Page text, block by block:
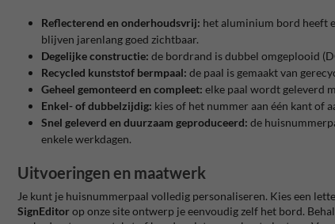
Reflecterend en onderhoudsvrij: het aluminium bord heeft
blijven jarenlang goed zichtbaar.
Degelijke constructie: de bordrand is dubbel omgeplooid
Recycled kunststof bermpaal: de paal is gemaakt van
Geheel gemonteerd en compleet: elke paal wordt geleverd
Enkel- of dubbelzijdig: kies of het nummer aan één kant of
Snel geleverd en duurzaam geproduceerd: de
enkele werkdagen.
Uitvoeringen en maatwerk
Je kunt je huisnummerpaal volledig personaliseren. Kies een
SignEditorop onze site ontwerp je eenvoudig zelf het bord.